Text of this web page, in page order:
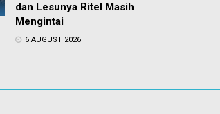
dan Lesunya Ritel Masih
Mengintai
6 AUGUST 2026